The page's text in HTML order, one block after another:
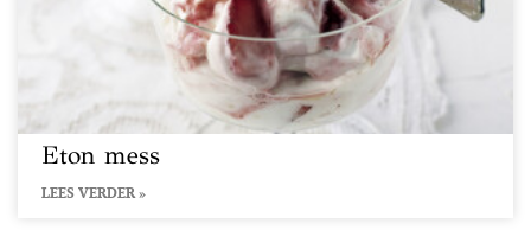
Eton mess
LEES VERDER »